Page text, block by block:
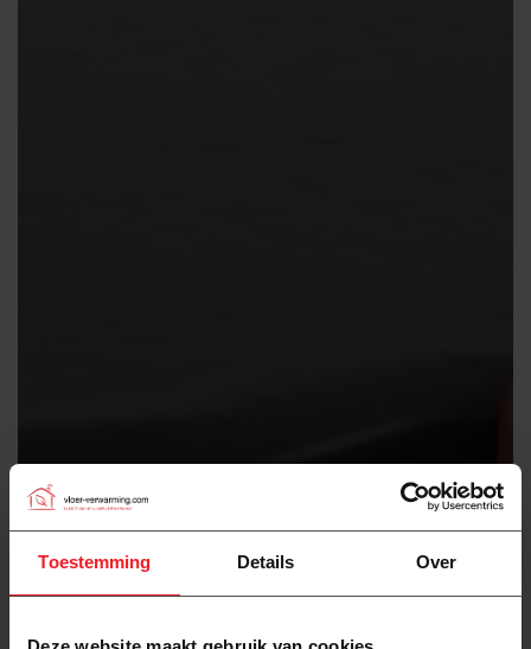
Toestemming Details Over